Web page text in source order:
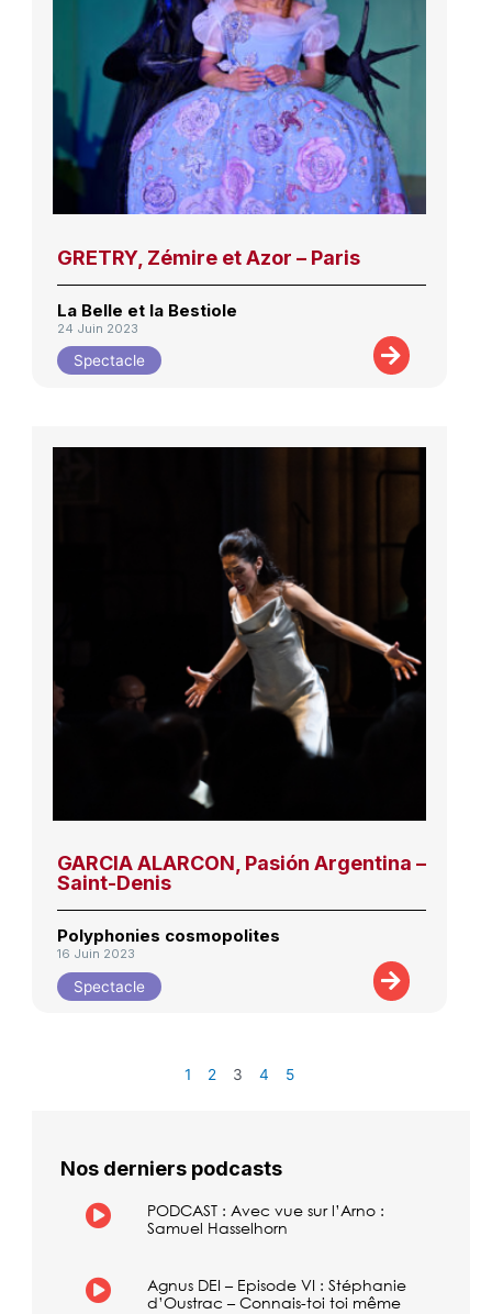
GRETRY, Zémire et Azor – Paris
La Belle et la Bestiole
24 Juin 2023
Spectacle
GARCIA ALARCON, Pasión Argentina –
Saint-Denis
Polyphonies cosmopolites
16 Juin 2023
Spectacle
1 2 3 4 5
Nos derniers podcasts
PODCAST : Avec vue sur l’Arno :
Samuel Hasselhorn
Agnus DEI – Episode VI : Stéphanie
d’Oustrac – Connais-toi toi même